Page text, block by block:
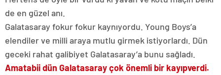
de en güzel anı.
Galatasaray fokur fokur kaynıyordu. Young Boys’a
elendiler ve milli araya mutlu girmek istiyorlardı. Dün
geceki rahat galibiyet Galatasaray’a bunu sağladı.
Amatabii dün Galatasaray çok önemli bir kayıpverdi.